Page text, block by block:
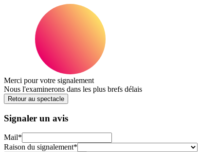
Merci pour votre signalement
Nous l'examinerons dans les plus brefs délais
Retour au spectacle
Signaler un avis
Mail*
Raison du signalement*